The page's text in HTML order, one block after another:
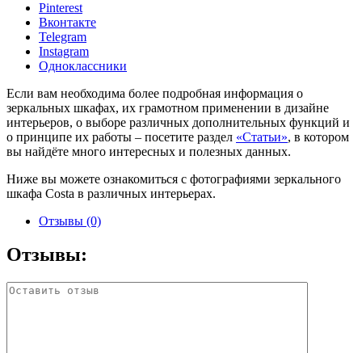
Pinterest
Вконтакте
Telegram
Instagram
Одноклассники
Если вам необходима более подробная информация о
зеркальных шкафах, их грамотном применении в дизайне
интерьеров, о выборе различных дополнительных функций и
о принципе их работы – посетите раздел «Статьи», в котором
вы найдёте много интересных и полезных данных.
Ниже вы можете ознакомиться с фотографиями зеркального
шкафа Costa в различных интерьерах.
Отзывы (0)
Отзывы: